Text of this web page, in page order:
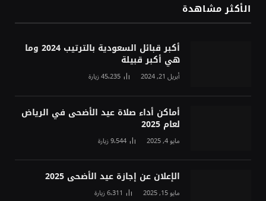
الأكثر مشاهدة
أكبر قبائل السعودية بالترتيب 2024 وما
هي أكبر قبيلة
أبريل 21, 2024 45٬235زيارة
أماكن أداء صلاة عيد الأضحى في الرياض
لعام 2025
مايو 4, 2025 9٬544زيارة
الإعلان عن إجازة عيد الأضحى 2025
مايو 15, 2025 6٬311زيارة